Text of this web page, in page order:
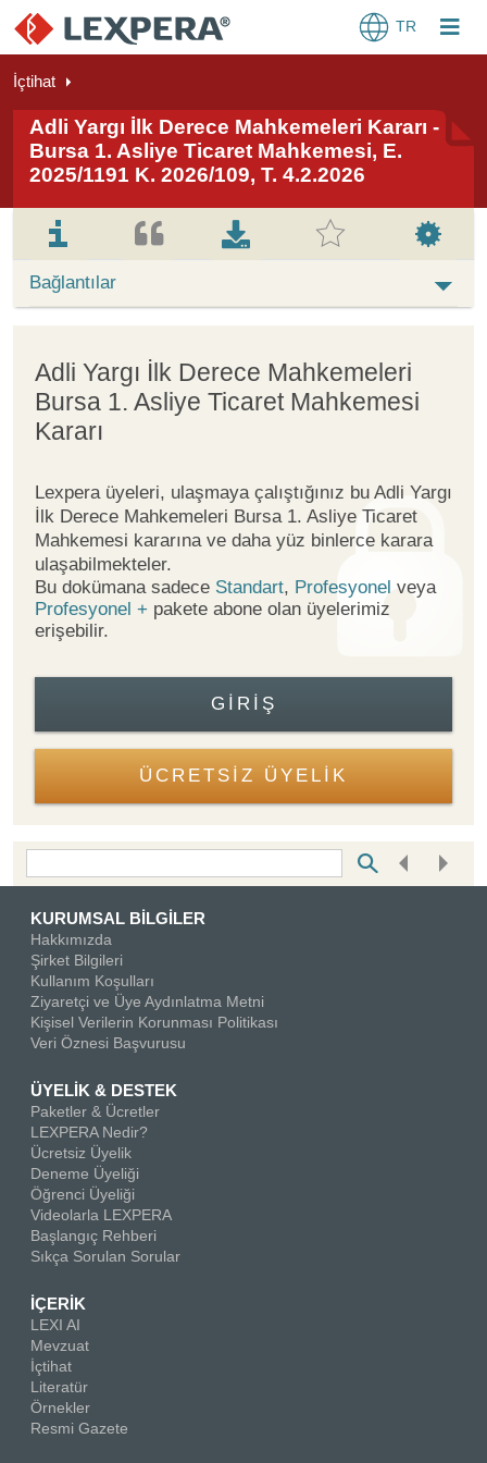
TR
İçtihat
Adli Yargı İlk Derece Mahkemeleri Kararı -
Bursa 1. Asliye Ticaret Mahkemesi, E.
2025/1191 K. 2026/109, T. 4.2.2026
Bağlantılar
Adli Yargı İlk Derece Mahkemeleri
Bursa 1. Asliye Ticaret Mahkemesi
Kararı
Lexpera üyeleri, ulaşmaya çalıştığınız bu Adli Yargı
İlk Derece Mahkemeleri Bursa 1. Asliye Ticaret
Mahkemesi kararına ve daha yüz binlerce karara
ulaşabilmekteler.
Bu dokümana sadece Standart, Profesyonel veya
Profesyonel + pakete abone olan üyelerimiz
erişebilir.
GIRIŞ
ÜCRETSİZ ÜYELİK
KURUMSAL BİLGİLER
Hakkımızda
Şirket Bilgileri
Kullanım Koşulları
Ziyaretçi ve Üye Aydınlatma Metni
Kişisel Verilerin Korunması Politikası
Veri Öznesi Başvurusu
ÜYELİK & DESTEK
Paketler & Ücretler
LEXPERA Nedir?
Ücretsiz Üyelik
Deneme Üyeliği
Öğrenci Üyeliği
Videolarla LEXPERA
Başlangıç Rehberi
Sıkça Sorulan Sorular
İÇERİK
LEXI AI
Mevzuat
İçtihat
Literatür
Örnekler
Resmi Gazete